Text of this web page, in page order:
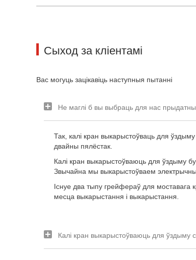
Сыход за кліентамі
Вас могуць зацікавіць наступныя пытанні
Не маглі б вы выбраць для нас
Так, калі кран выкарыстоўваць для
двайны пялёстак.
Калі кран выкарыстоўваюць для ўздыму
Звычайна мы выкарыстоўваем электрычны
Існуе два тыпу грейфераў для моставага
месца выкарыстання і выкарыстання.
Калі кран выкарыстоўваюць для ўздыму